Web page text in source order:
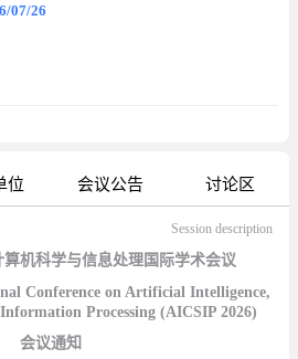
07/26
位 会议公告 讨论区
Session description
机科学与信息处理国际学术会议
Conference on Artificial Intelligence,
Processing (AICSIP 2026)
会议通知